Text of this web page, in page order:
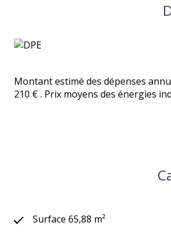
Montant estimé des dépenses
210 € . Prix moyens des énergies
Surface 65,88 m²